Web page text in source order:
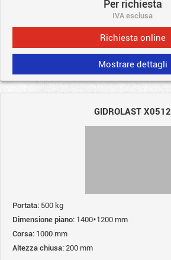
Per richiesta
IVA esclusa
Richiesta online
Mostrare dettagli
GIDROLAST X0512
Portata: 500 kg
Dimensione piano: 1400*1200 mm
Corsa: 1000 mm
Altezza chiusa: 200 mm